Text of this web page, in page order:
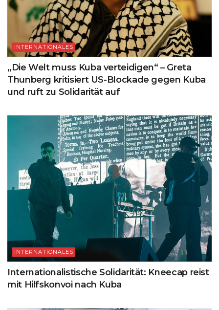
INTERNATIONALES
„Die Welt muss Kuba verteidigen“ – Greta
Thunberg kritisiert US-Blockade gegen Kuba
und ruft zu Solidarität auf
INTERNATIONALES
Internationalistische Solidarität: Kneecap reist
mit Hilfskonvoi nach Kuba